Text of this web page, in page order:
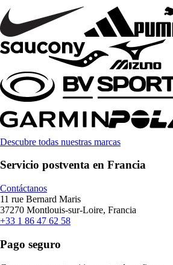
Descubre todas nuestras marcas
Servicio postventa en Francia
Contáctanos
11 rue Bernard Maris
37270 Montlouis-sur-Loire, Francia
+33 1 86 47 62 58
Pago seguro